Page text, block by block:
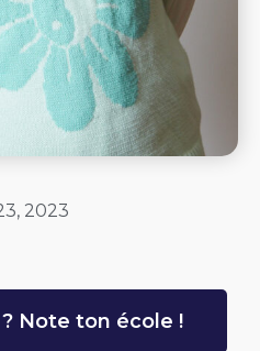
2023
Note ton école !